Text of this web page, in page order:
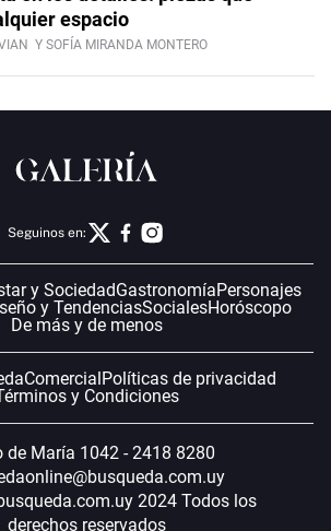
espacio
Y SOFÍA MIRANDA MONTERO
Seguinos en:
y SociedadGastronomíaPersonajes
y TendenciasSocialesHoróscopo
De más y de menos
Comercial Políticas de privacidad
y Condiciones
de María 1042 - 2418 8280
2024 Todos los
derechos reservados